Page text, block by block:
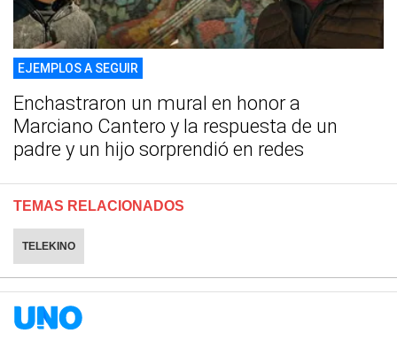
EJEMPLOS A SEGUIR
Enchastraron un mural en honor a
Marciano Cantero y la respuesta de un
padre y un hijo sorprendió en redes
TEMAS RELACIONADOS
TELEKINO